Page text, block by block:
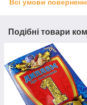
Всі умови
Подібні товари